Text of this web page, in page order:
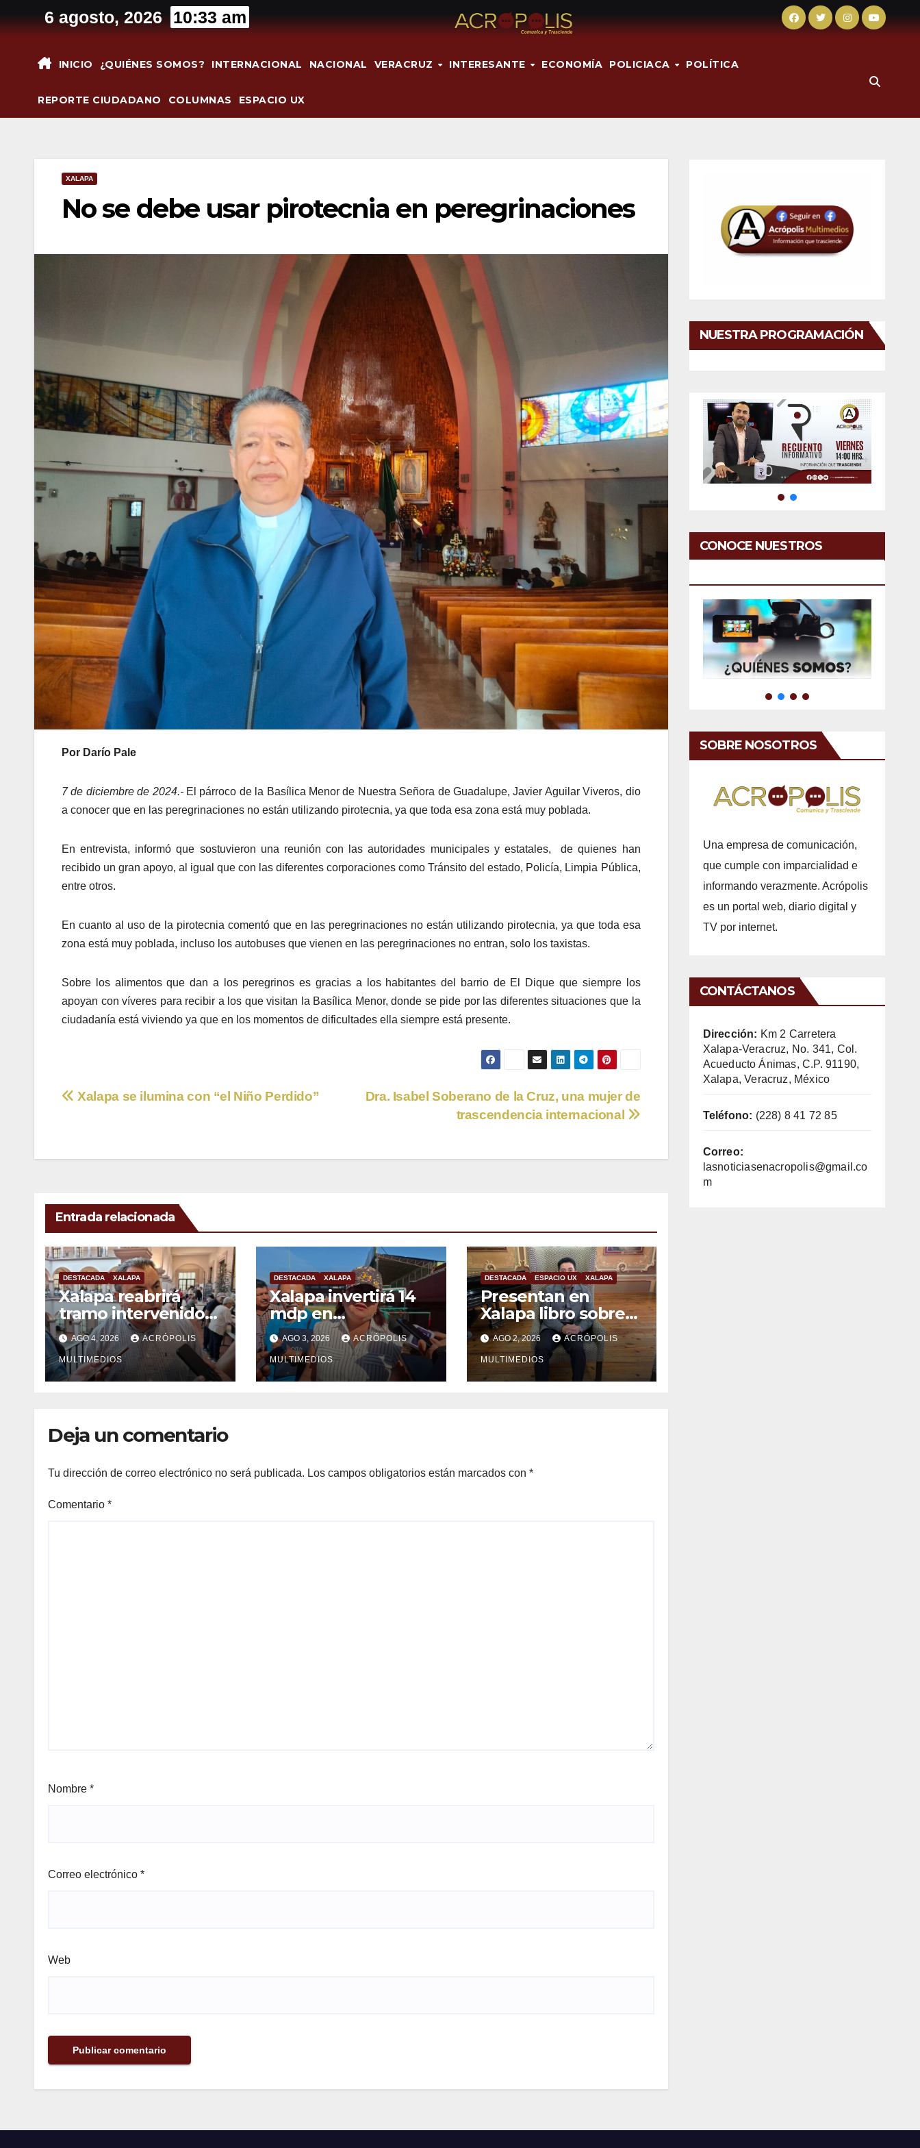
al
6 agosto, 2026 10:33 am
INICIO ¿QUIÉNES SOMOS? INTERNACIONAL NACIONAL VERACRUZ INTERESANTE ECONOMÍA POLICIACA POLÍTICA
REPORTE CIUDADANO COLUMNAS ESPACIO UX
XALAPA
No se debe usar pirotecnia en peregrinaciones
Por Darío Pale
7 de diciembre de 2024.-El párroco de la Basílica Menor de Nuestra Señora de Guadalupe, Javier Aguilar Viveros, dio
a conocer que en las peregrinaciones no están utilizando pirotecnia, ya que toda esa zona está muy poblada.
En entrevista, informó que sostuvieron una reunión con las autoridades municipales y estatales, de quienes han
recibido un gran apoyo, al igual que con las diferentes corporaciones como Tránsito del estado, Policía, Limpia Pública,
entre otros.
En cuanto al uso de la pirotecnia comentó que en las peregrinaciones no están utilizando pirotecnia, ya que toda esa
zona está muy poblada, incluso los autobuses que vienen en las peregrinaciones no entran, solo los taxistas.
Sobre los alimentos que dan a los peregrinos es gracias a los habitantes del barrio de El Dique que siempre los
apoyan con víveres para recibir a los que visitan la Basílica Menor, donde se pide por las diferentes situaciones que la
ciudadanía está viviendo ya que en los momentos de dificultades ella siempre está presente.
Navegación
entradas
Dra. Isabel Soberano de la Cruz, una mujer de
trascendencia internacional
Xalapa se ilumina con “el Niño Perdido”
Entrada relacionada
DESTACADA XALAPA
Xalapa reabrirá
tramo intervenido
en crucero de
Manuel C. Tello esta
semana
AGO 4, 2026 ACRÓPOLIS
MULTIMEDIOS
DESTACADA XALAPA
Xalapa invertirá 14
mdp en
rehabilitación del
Estadio Colón
AGO 3, 2026 ACRÓPOLIS
MULTIMEDIOS
DESTACADA ESPACIO UX XALAPA
Presentan en
Xalapa libro sobre
innovación en la
formación científica
universitaria
AGO 2, 2026 ACRÓPOLIS
MULTIMEDIOS
Deja un comentario
Tu dirección de correo electrónico no será publicada. Los campos obligatorios están marcados con *
Comentario *
Nombre *
Correo electrónico *
Web
NUESTRA PROGRAMACIÓN
CONOCE NUESTROS
SOBRE NOSOTROS
Una empresa de comunicación,
que cumple con imparcialidad e
informando verazmente. Acrópolis
es un portal web, diario digital y
TV por internet.
CONTÁCTANOS
Dirección: Km 2 Carretera
Xalapa-Veracruz, No. 341, Col.
Acueducto Ánimas, C.P. 91190,
Xalapa, Veracruz, México
Teléfono: (228) 8 41 72 85
Correo:
lasnoticiasenacropolis@gmail.co
m